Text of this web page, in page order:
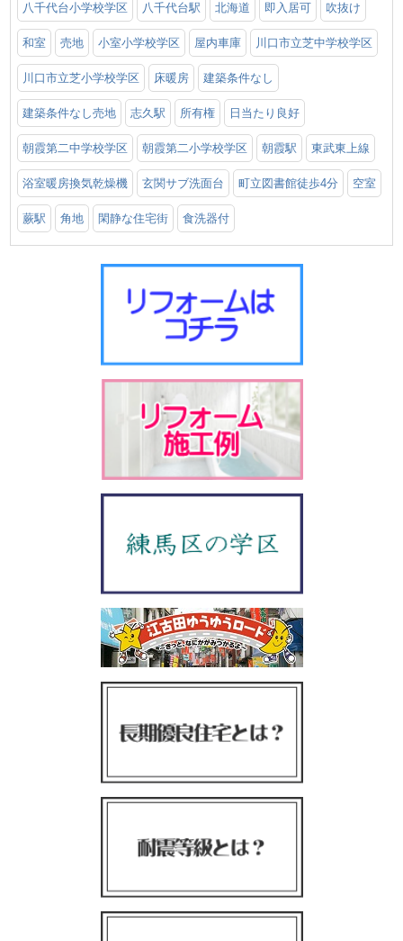
八千代台小学校学区 八千代台駅 北海道 即入居可 吹抜け
和室 売地 小室小学校学区 屋内車庫 川口市立芝中学校学区
川口市立芝小学校学区 床暖房 建築条件なし
建築条件なし売地 志久駅 所有権 日当たり良好
朝霞第二中学校学区 朝霞第二小学校学区 朝霞駅 東武東上線
浴室暖房換気乾燥機 玄関サブ洗面台 町立図書館徒歩4分 空室
蕨駅 角地 閑静な住宅街 食洗器付